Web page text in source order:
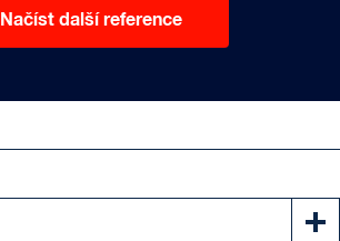
Načíst další reference